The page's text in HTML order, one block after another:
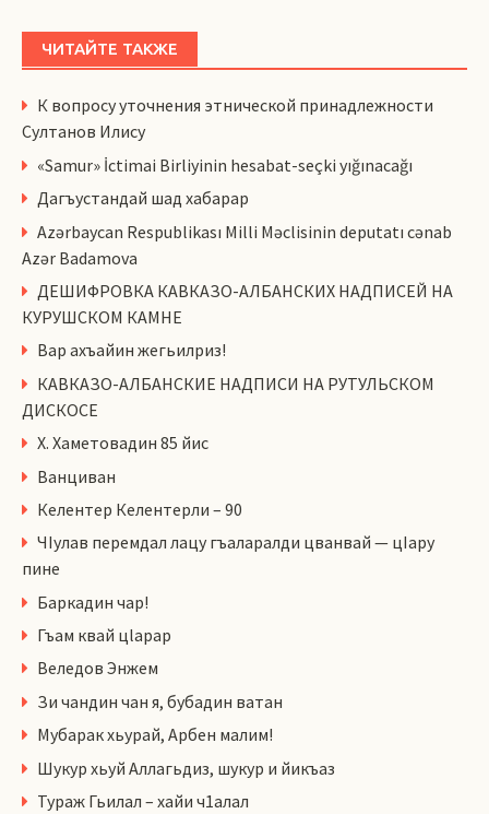
ЧИТАЙТЕ ТАКЖЕ
К вопросу уточнения этнической принадлежности
Султанов Илису
«Samur» İctimai Birliyinin hesabat-seçki yığınacağı
Дагъустандай шад хабарар
Azərbaycan Respublikası Milli Məclisinin deputatı cənab
Azər Badamova
ДЕШИФРОВКА КАВКАЗО-АЛБАНСКИХ НАДПИСЕЙ НА
КУРУШСКОМ КАМНЕ
Вар ахъайин жегьилриз!
КАВКАЗО-АЛБАНСКИЕ НАДПИСИ НА РУТУЛЬСКОМ
ДИСКОСЕ
Х. Хаметовадин 85 йис
Ванциван
Келентер Келентерли – 90
ЧIулав перемдал лацу гъаларалди цванвай — цIару
пине
Баркадин чар!
Гъам квай цlарар
Веледов Энжем
Зи чандин чан я, бубадин ватан
Мубарак хьурай, Арбен малим!
Шукур хьуй Аллагьдиз, шукур и йикъаз
Тураж Гьилал – хайи ч1алал